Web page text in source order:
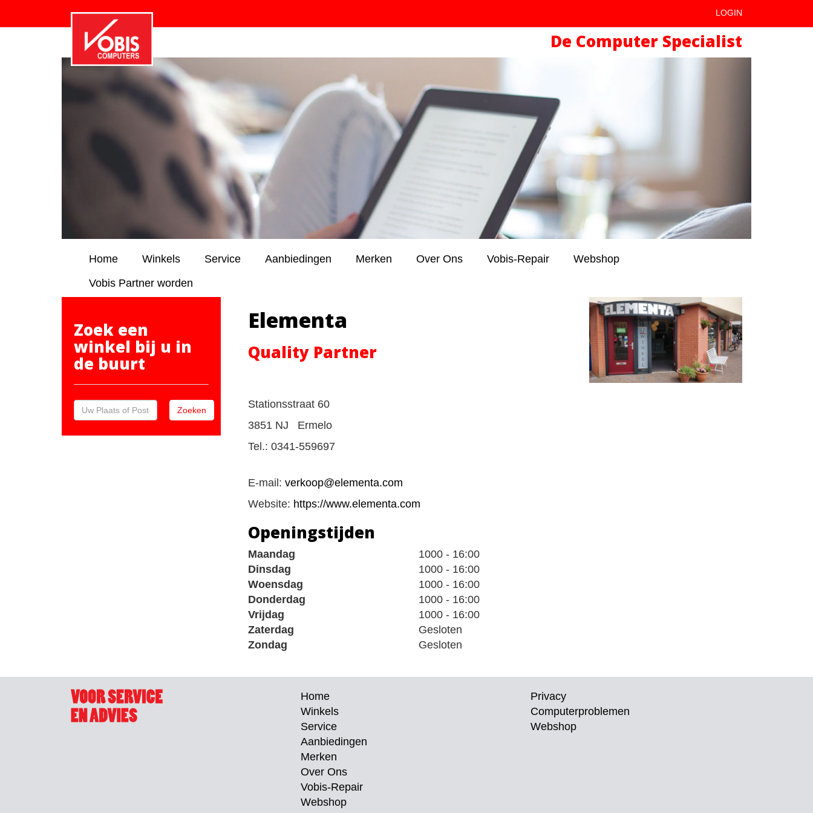
De Computer Specialist
LOGIN
Home Winkels Service Aanbiedingen Merken Over Ons Vobis-Repair
Webshop
Vobis Partner worden
Elementa
Quality Partner
Stationsstraat 60
3851 NJ Ermelo
Tel.: 0341-559697
E-mail: verkoop@elementa.com
Website: https://www.elementa.com
Openingstijden
Maandag
1000 - 16:00
Dinsdag
1000 - 16:00
Woensdag
1000 - 16:00
Donderdag
1000 - 16:00
Vrijdag
1000 - 16:00
Zaterdag
Gesloten
Zondag
Gesloten
Zoek een
winkel bij u in
de buurt
Home
Winkels
Service
Aanbiedingen
Merken
Over Ons
Vobis-Repair
Webshop
Privacy
Computerproblemen
Webshop